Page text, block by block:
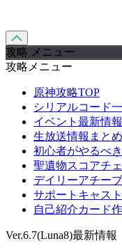
攻略 メニュー
攻略メニュー
原神攻略TOP
シリアルコード
イベント最新情報
生放送情報まとめ
初心者がやるべ
聖遺物スコアチ
デイリーアチー
サポートキャス
自己紹介カード
Ver.6.7(Luna8)最新情報